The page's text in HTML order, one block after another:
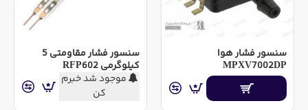
سنسور فشار هوا
MPXV7002DP
سنسور فشار مقاومتی 5
کیلوگرمی RFP602
موجود شد خبرم
کن